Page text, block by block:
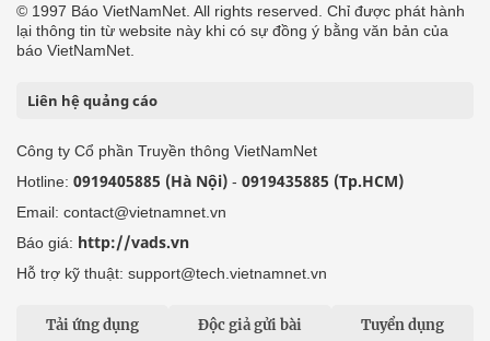
© 1997 Báo VietNamNet. All rights reserved. Chỉ được phát hành
lại thông tin từ website này khi có sự đồng ý bằng văn bản của
báo VietNamNet.
Liên hệ quảng cáo
Công ty Cổ phần Truyền thông VietNamNet
Hotline: 0919405885 (Hà Nội) - 0919435885 (Tp.HCM)
Email: contact@vietnamnet.vn
Báo giá: http://vads.vn
Hỗ trợ kỹ thuật: support@tech.vietnamnet.vn
Tải ứng dụng Độc giả gửi bài Tuyển dụng